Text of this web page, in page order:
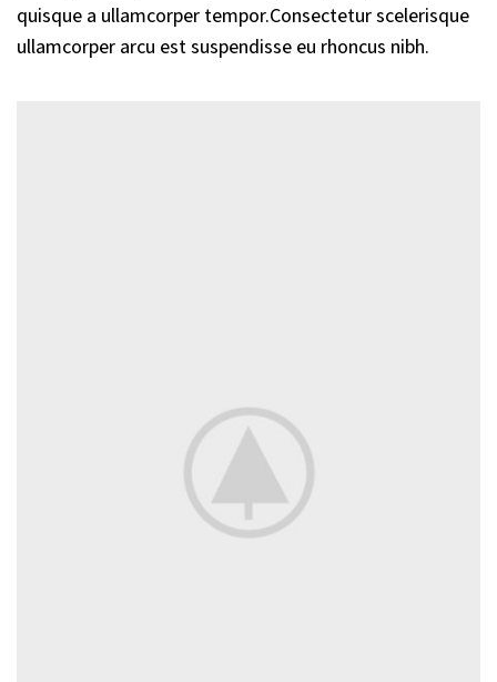
quisque a ullamcorper tempor.Consectetur scelerisque
ullamcorper arcu est suspendisse eu rhoncus nibh.